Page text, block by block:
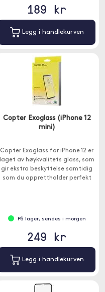
189 kr
Legg i handlekurven
Copter Exoglass (iPhone 12
mini)
Copter Exoglass for iPhone 12 er
laget av høykvalitets glass, som
gir ekstra beskyttelse samtidig
som du opprettholder perfekt
På lager, sendes i morgen
249 kr
Legg i handlekurven